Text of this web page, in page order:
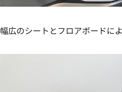
幅広のシートとフロアボードに